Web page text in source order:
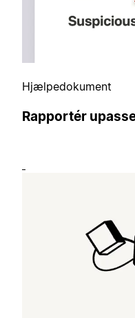
Hjælpedokument
Rapportér